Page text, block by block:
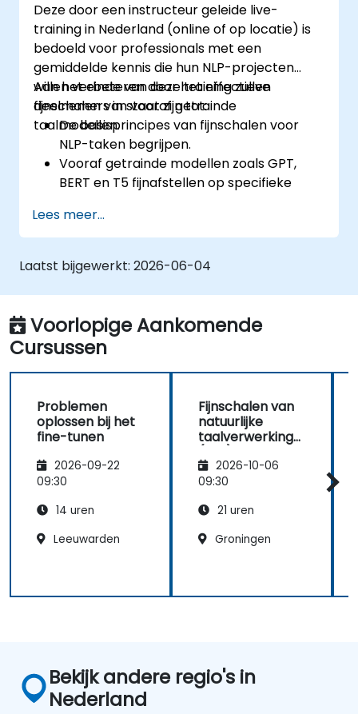
Deze door een instructeur geleide live-
training in Nederland (online of op locatie) is
bedoeld voor professionals met een
gemiddelde kennis die hun NLP-projecten
willen verbeteren door het effectieve
fijnschalen van vooraf getrainde
taalmodellen.
Aan het einde van deze training zullen
deelnemers in staat zijn tot:
De basisprincipes van fijnschalen voor
NLP-taken begrijpen.
Vooraf getrainde modellen zoals GPT,
BERT en T5 fijnafstellen op specifieke
Hyperparameters optimaliseren om de
prestaties van het model te verbeteren.
Gefijnschaalde modellen evalueren en in
real-worldscenario’s implementeren.
Lees meer...
Laatst bijgewerkt: 2026-06-04
Voorlopige Aankomende
Cursussen
Problemen
oplossen bij het
fine-tunen
2026-09-22
09:30
14 uren
Leeuwarden
Fijnschalen van
natuurlijke
taalverwerking
2026-10-06
09:30
21 uren
Groningen
Bekijk andere regio's in
Nederland